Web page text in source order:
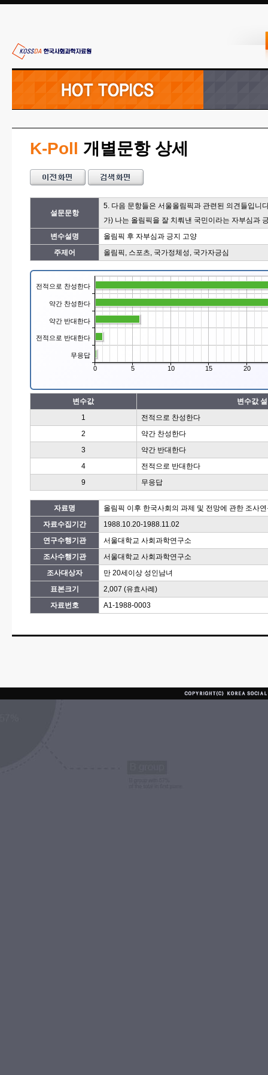
K-Poll 개별문항 상세
설문문항
5. 다음 문항들은 서울올림픽과 관련된 의견들입니
가) 나는 올림픽을 잘 치뤄낸 국민이라는 자부심과
변수설명
올림픽 후 자부심과 긍지 고양
주제어
올림픽, 스포츠, 국가정체성, 국가자긍심
전적으로 찬성한다
약간 찬성한다
약간 반대한다
전적으로 반대한다
무응답
0 5 10 15 20
변수값
변수값
1
전적으로 찬성한다
2
약간 찬성한다
3
약간 반대한다
4
전적으로 반대한다
9
무응답
자료명
올림픽 이후 한국사회의 과제 및 전망에 관한 조사
자료수집기간
1988.10.20-1988.11.02
연구수행기관
서울대학교 사회과학연구소
조사수행기관
서울대학교 사회과학연구소
조사대상자
만 20세이상 성인남녀
표본크기
2,007 (유효사례)
자료번호
A1-1988-0003